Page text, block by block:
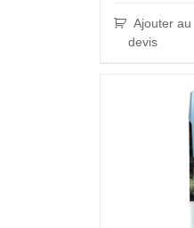
Ajouter au
devis